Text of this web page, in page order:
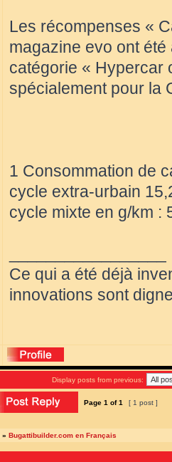
Les récompenses «
magazine evo ont
catégorie « Hypercar
spécialement pour la
1 Consommation de
cycle extra-urbain
cycle mixte en g/km :
Ce qui a été déjà
innovations sont
Display posts from previous:
Page 1 of1 [ 1 post ]
» Bugattibuilder.com en Français